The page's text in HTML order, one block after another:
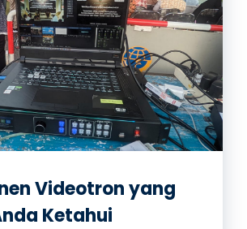
Videotron yang
Ketahui